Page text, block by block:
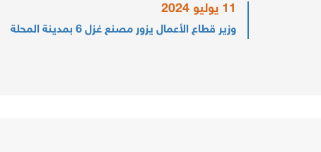
11 يوليو 2024
وزير قطاع الأعمال يزور مصنع غزل 6 بمدينة المحلة